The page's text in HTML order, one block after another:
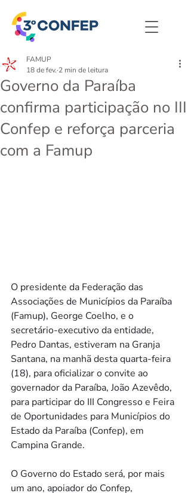
Governo da Paraíba
confirma participação no III
Confep e reforça parceria
com a Famup
FAMUP
18 de fev. 2 min de leitura
O presidente da Federação das
Associações de Municípios da Paraíba
(Famup), George Coelho, e o
secretário-executivo da entidade,
Pedro Dantas, estiveram na Granja
Santana, na manhã desta quarta-feira
(18), para oficializar o convite ao
governador da Paraíba, João Azevêdo,
para participar do III Congresso e Feira
de Oportunidades para Municípios do
Estado da Paraíba (Confep), em
Campina Grande.
O Governo do Estado será, por mais
um ano, apoiador do Confep,